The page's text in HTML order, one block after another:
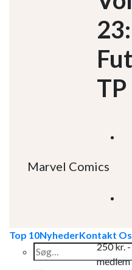
Marvel Comics
Top 10NyhederKontakt Os
Søg
efter:
TP
250kr.-
medlem